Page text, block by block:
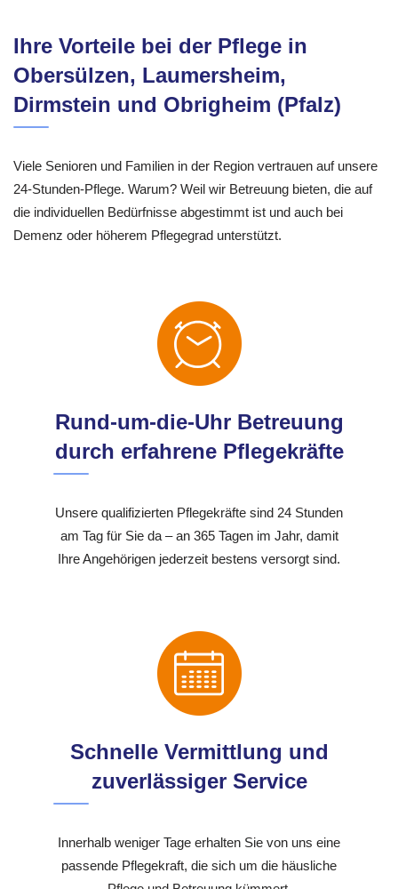
Ihre Vorteile bei der Pflege in
Obersülzen, Laumersheim,
Dirmstein und Obrigheim (Pfalz)
Viele Senioren und Familien in der Region vertrauen auf unsere
24-Stunden-Pflege. Warum? Weil wir Betreuung bieten, die auf
die individuellen Bedürfnisse abgestimmt ist und auch bei
Demenz oder höherem Pflegegrad unterstützt.
Rund-um-die-Uhr Betreuung
durch erfahrene Pflegekräfte
Unsere qualifizierten Pflegekräfte sind 24 Stunden
am Tag für Sie da – an 365 Tagen im Jahr, damit
Ihre Angehörigen jederzeit bestens versorgt sind.
Schnelle Vermittlung und
zuverlässiger Service
Innerhalb weniger Tage erhalten Sie von uns eine
passende Pflegekraft, die sich um die häusliche